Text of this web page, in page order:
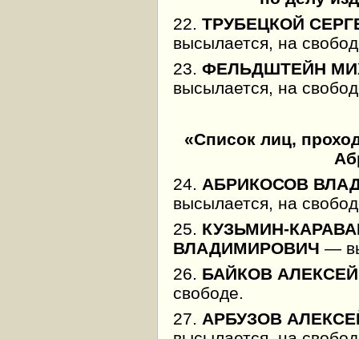
22. ТРУБЕЦКОЙ
высылается, на
23. ФЕЛЬДШТЕЙН
высылается, на
«Список лиц,
24. АБРИКОСОВ
высылается, на
25. КУЗЬМИН-
ВЛАДИМИРОВИЧ —
26. БАЙКОВ
свободе.
27. АРБУЗОВ